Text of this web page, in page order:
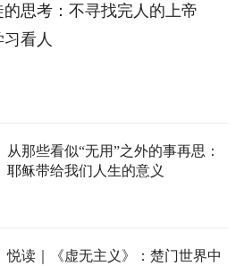
思考：不寻找完人的上帝
看人
从那些看似“无用”之外的事再思：
耶稣带给我们人生的意义
悦读｜《虚无主义》：楚门世界中